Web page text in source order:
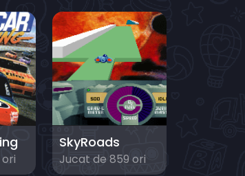
SkyRoads
Jucat de 859 ori